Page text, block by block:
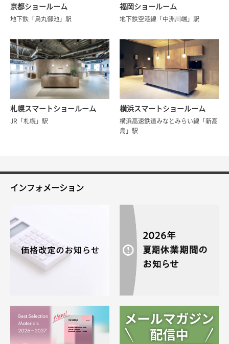
京都ショールーム
地下鉄「烏丸御池」駅
福岡ショールーム
地下鉄空港線「中洲川端」駅
札幌スマートショールーム
JR「札幌」駅
横浜スマートショールーム
横浜高速鉄道みなとみらい線「新高
島」駅
インフォメーション